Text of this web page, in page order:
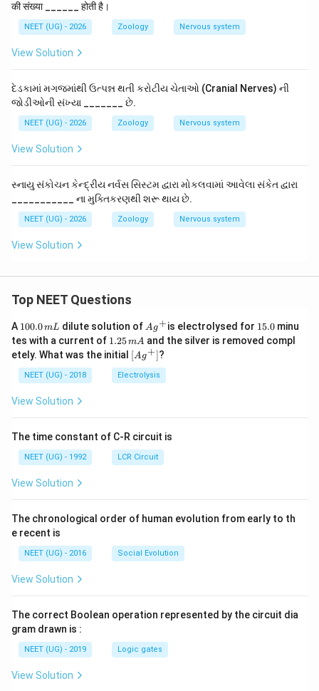
की संख्या ______ होती है।
NEET (UG) - 2026 Zoology Nervous system
View Solution
દેડકામાં મગજમાંથી ઉત્પન્ન થતી કરોટીય ચેતાઓ (Cranial Nerves) ની
જોડીઓની સંખ્યા _______ છે.
NEET (UG) - 2026 Zoology Nervous system
View Solution
સ્નાયુ સંકોચન કેન્દ્રીય નર્વસ સિસ્ટમ દ્વારા મોકલવામાં આવેલા સંકેત દ્વારા
___________ ના મુક્તિકરણથી શરૂ થાય છે.
NEET (UG) - 2026 Zoology Nervous system
View Solution
Top NEET Questions
A 1
0
0.
0
\,
m
100.0mL dilute solution of Ag
^
{+}
Ag+is electrolysed for 1
5.
0
15.0minu
tes with a current of 1.
2
5
\,
m
1.25mA and the silver is removed compl
etely. What was the initial \lef
t[ A
g ^
{+}
[Ag+]?
NEET (UG) - 2018 Electrolysis
View Solution
The time constant of C-R circuit is
NEET (UG) - 1992 LCR Circuit
View Solution
The chronological order of human evolution from early to th
e recent is
NEET (UG) - 2016 Social Evolution
View Solution
The correct Boolean operation represented by the circuit dia
gram drawn is :
NEET (UG) - 2019 Logic gates
View Solution